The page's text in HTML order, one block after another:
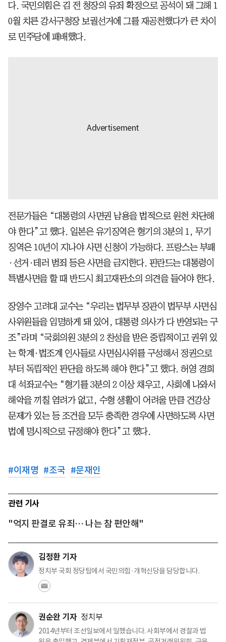
다. 국민의힘은 김 전 청장의 유죄 확정으로 공석이 돼 그해 1
0월 치른 강서구청장 보궐선거에 그를 재공천했다가 큰 차이
로 민주당에 패배했다.
전문가들은 “대통령의 사면권 남용을 법적으로 원천 차단해
야 한다”고 했다. 일본은 유기징역은 형기의 3분의 1, 무기
징역은 10년이 지나야 사면 신청이 가능하다. 프랑스는 부패
·선거·테러 범죄 등은 사면을 금지한다. 핀란드는 대통령이
특별사면을 할 때 반드시 최고재판소의 의견을 들어야 한다.
장영수 고려대 교수는 “우리는 법무부 장관이 법무부 사면심
사위원들을 임명하게 돼 있어, 대통령 의사가 다 반영되는 구
조”라며 “국회의원 3분의 2 찬성을 받은 중립적이고 권위 있
는 학계·법조계 인사들로 사면심사위를 구성해서 정권으로
부터 독립적인 판단을 하도록 해야 한다”고 했다. 허영 경희
대 석좌교수는 “형기를 3분의 2 이상 채우고, 사회에 나와서
해악을 끼칠 염려가 없고, 수형 생활이 어려울 만큼 건강상
문제가 있는 등 조건을 모두 충족한 경우에 사면하도록 사면
법에 명시적으로 규정해야 한다”고 했다.
#이재명 #조국 #문재인
관련 기사
"억지 판결로 유죄… 나는 참 편안해"
김정환 기자
정치부 국회 정당팀에서 국민의힘·개혁신당을 담당합니다.
권순완 기자 정치부
2014년부터 조선일보에서 일했습니다. 사회부에서 경찰과 법